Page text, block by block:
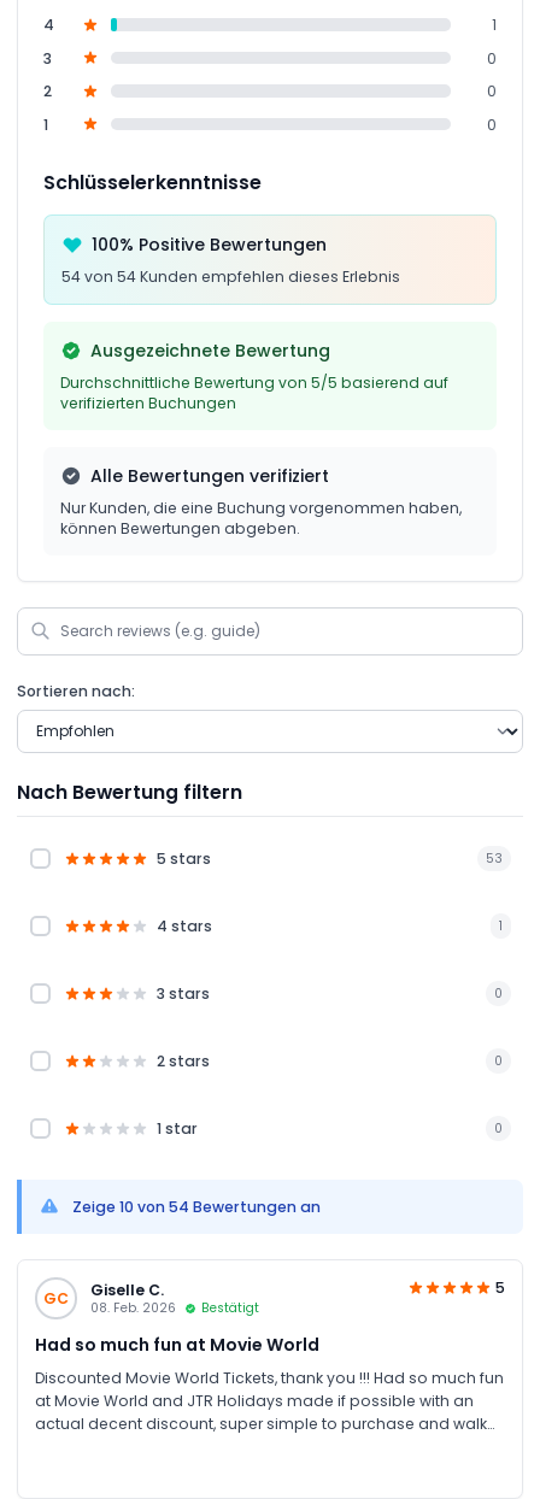
4
1
3
0
2
0
1
0
Schlüsselerkenntnisse
100% Positive Bewertungen
54 von 54 Kunden empfehlen dieses Erlebnis
Ausgezeichnete Bewertung
Durchschnittliche Bewertung von 5/5 basierend auf
verifizierten Buchungen
Alle Bewertungen verifiziert
Nur Kunden, die eine Buchung vorgenommen haben,
können Bewertungen abgeben.
Sortieren nach:
Nach Bewertung filtern
5 stars 53
4 stars 1
3 stars 0
2 stars 0
1 star 0
Zeige 10 von 54 Bewertungen an
GC Giselle C.
08. Feb. 2026 Bestätigt
5
Had so much fun at Movie World
Discounted Movie World Tickets, thank you !!! Had so much fun
at Movie World and JTR Holidays made if possible with an
actual decent discount, super simple to purchase and walk